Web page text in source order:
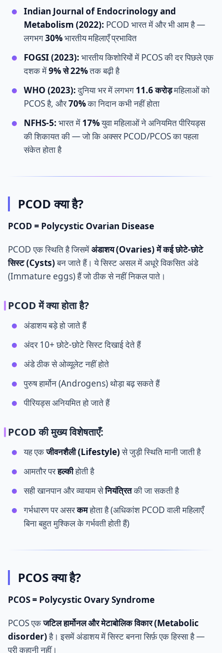
Indian Journal of Endocrinology and
Metabolism (2022): PCOD भारत में और भी आम है —
लगभग30%भारतीय महिलाएँ प्रभावित
FOGSI (2023): भारतीय किशोरियों में PCOS की दर पिछले एक
दशक में9% से 22%तक बढ़ी है
WHO (2023):दुनिया भर में लगभग 11.6 करोड़महिलाओं को
PCOS है, और70%का निदान कभी नहीं होता
NFHS-5: भारत में 17%युवा महिलाओं ने अनियमित पीरियड्स
की शिकायत की — जो कि अक्सर PCOD/PCOS का पहला
संकेत होता है
PCOD क्या है?
PCOD = Polycystic Ovarian Disease
PCOD एक स्थिति है जिसमेंअंडाशय (Ovaries) में कई छोटे-छोटे
सिस्ट (Cysts)बन जाते हैं। ये सिस्ट असल में अधूरे विकसित अंडे
(Immature eggs) हैं जो ठीक से नहीं निकल पाते।
PCOD में क्या होता है?
अंडाशय बड़े हो जाते हैं
अंदर 10+ छोटे-छोटे सिस्ट दिखाई देते हैं
अंडे ठीक से ओव्यूलेट नहीं होते
पुरुष हार्मोन (Androgens) थोड़ा बढ़ सकते हैं
पीरियड्स अनियमित हो जाते हैं
PCOD की मुख्य विशेषताएँ:
यह एकजीवनशैली (Lifestyle)से जुड़ी स्थिति मानी जाती है
आमतौर परहल्कीहोती है
सही खानपान और व्यायाम सेनियंत्रितकी जा सकती है
गर्भधारण पर असरकमहोता है (अधिकांश PCOD वाली महिलाएँ
बिना बहुत मुश्किल के गर्भवती होती हैं)
PCOS क्या है?
PCOS = Polycystic Ovary Syndrome
PCOS एकजटिल हार्मोनल और मेटाबोलिक विकार (Metabolic
disorder)है। इसमें अंडाशय में सिस्ट बनना सिर्फ़ एक हिस्सा है —
पूरी कहानी नहीं।